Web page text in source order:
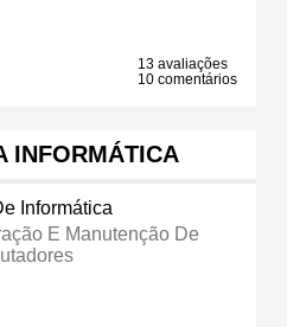
13 avaliações
10 comentários
INFORMÁTICA
Informática
E Manutenção De